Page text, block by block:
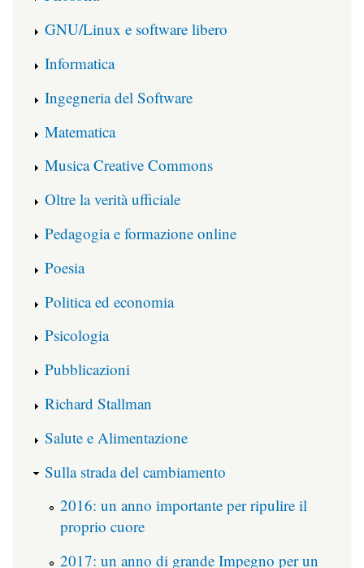
GNU/Linux e software libero
Informatica
Ingegneria del Software
Matematica
Musica Creative Commons
Oltre la verità ufficiale
Pedagogia e formazione online
Poesia
Politica ed economia
Psicologia
Pubblicazioni
Richard Stallman
Salute e Alimentazione
Sulla strada del cambiamento
2016: un anno importante per ripulire il
proprio cuore
2017: un anno di grande Impegno per un